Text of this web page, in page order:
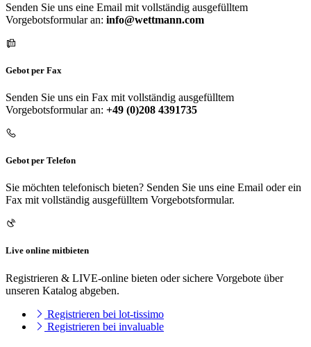
Senden Sie uns eine Email mit vollständig ausgefülltem
Vorgebotsformular an: info@wettmann.com
Gebot per Fax
Senden Sie uns ein Fax mit vollständig ausgefülltem
Vorgebotsformular an: +49 (0)208 4391735
Gebot per Telefon
Sie möchten telefonisch bieten? Senden Sie uns eine Email oder ein
Fax mit vollständig ausgefülltem Vorgebotsformular.
Live online mitbieten
Registrieren & LIVE-online bieten oder sichere Vorgebote über
unseren Katalog abgeben.
Registrieren bei lot-tissimo
Registrieren bei invaluable